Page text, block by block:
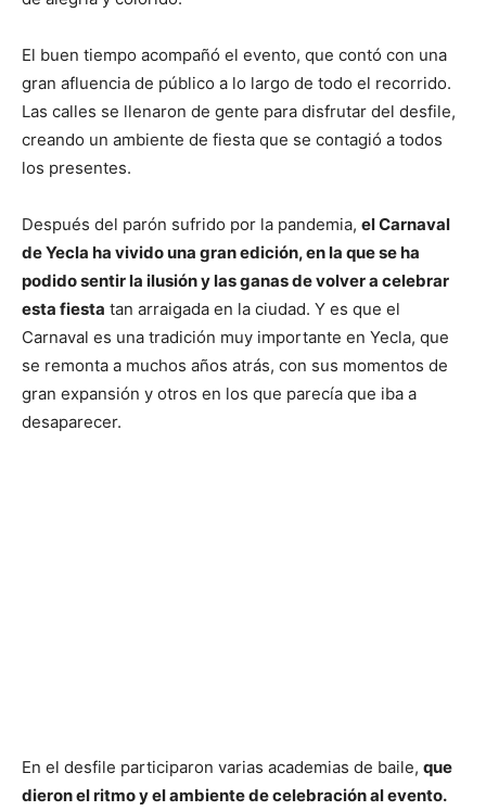
El buen tiempo acompañó el evento, que contó con una
gran afluencia de público a lo largo de todo el recorrido.
Las calles se llenaron de gente para disfrutar del desfile,
creando un ambiente de fiesta que se contagió a todos
los presentes.
Después del parón sufrido por la pandemia, el Carnaval
de Yecla ha vivido una gran edición, en la que se ha
podido sentir la ilusión y las ganas de volver a celebrar
esta fiesta tan arraigada en la ciudad. Y es que el
Carnaval es una tradición muy importante en Yecla, que
se remonta a muchos años atrás, con sus momentos de
gran expansión y otros en los que parecía que iba a
desaparecer.
En el desfile participaron varias academias de baile, que
dieron el ritmo y el ambiente de celebración al evento.